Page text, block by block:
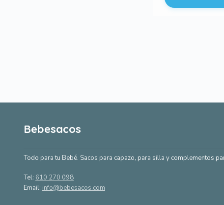
Bebesacos
Todo para tu Bebé. Sacos para capazo, para silla y complementos
Tel: 610 270 098
Email: info@bebesacos.com